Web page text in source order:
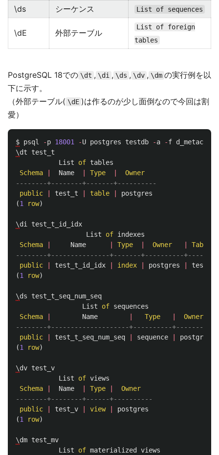
\ds シーケンス List of sequences
\dE 外部テーブル
List of foreign
tables
PostgreSQL 18での \dt , \di , \ds , \dv , \dm の実行例を以
下に示す。
（外部テーブル( \dE )は作るのが少し面倒なので今回は割
愛）
$ psql -p 18001 -U postgres testdb -a -f
\dt
test_t
List
of tables
Schema
Name Type
Owner
--------+--------+-------+----------
public
test_t table
postgres
(1 row)
\di
test_t_id_idx
List
of indexes
Schema
Name Type Owner
Table
--------+---------------+-------+----------+--------
public
test_t_id_idx index postgres
test_t
(1 row)
\ds
test_t_seq_num_seq
List
of sequences
Schema
Name Type
Owner
--------+--------------------+----------+----------
public
test_t_seq_num_seq sequence
postgres
(1 row)
\dv test_v
List
of views
Schema
Name Type
Owner
--------+--------+------+----------
public
test_v view
postgres
(1 row)
\dm test_mv
List
of materialized
views